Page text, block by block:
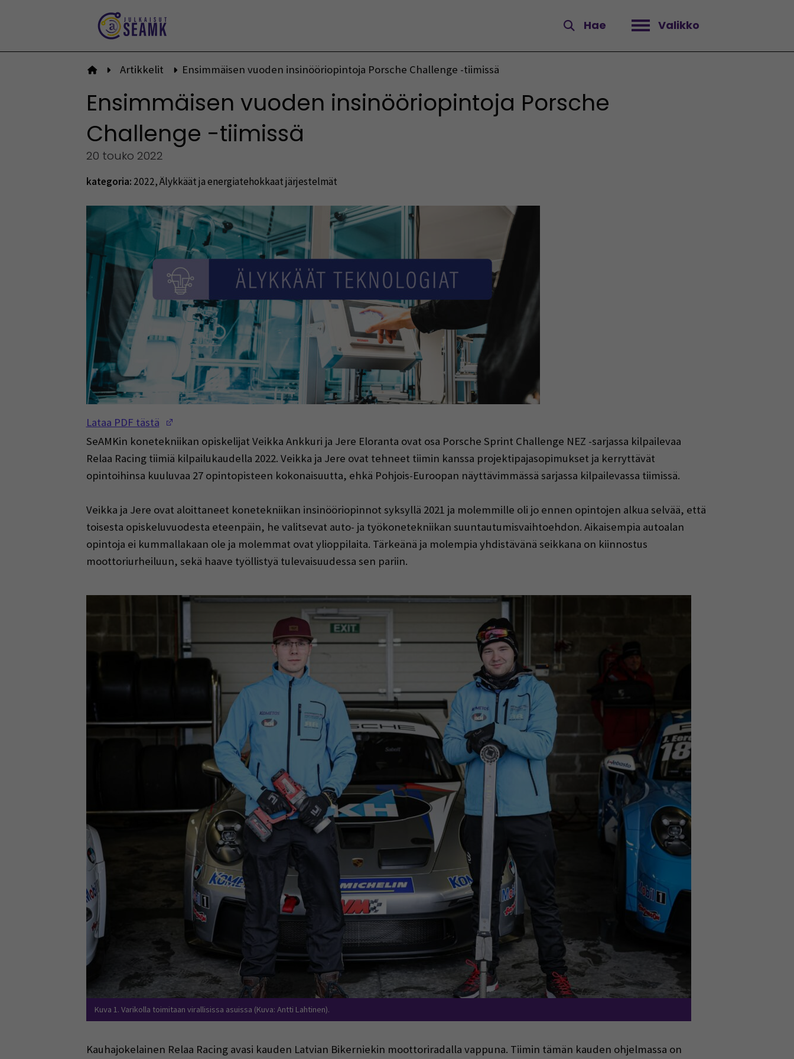
Hae Valikko
Avaa valikko
Etusivulle
Artikkelit Ensimmäisen vuoden insinööriopintoja Porsche Challenge -tiimissä
Ensimmäisen vuoden insinööriopintoja Porsche
Challenge -tiimissä
20 touko 2022
kategoria: 2022,Älykkäät ja energiatehokkaat järjestelmät
Lataa PDF tästä
SeAMKin konetekniikan opiskelijat Veikka Ankkuri ja Jere Eloranta ovat osa Porsche Sprint Challenge NEZ -sarjassa kilpailevaa
Relaa Racing tiimiä kilpailukaudella 2022. Veikka ja Jere ovat tehneet tiimin kanssa projektipajasopimukset ja kerryttävät
opintoihinsa kuuluvaa 27 opintopisteen kokonaisuutta, ehkä Pohjois-Euroopan näyttävimmässä sarjassa kilpailevassa tiimissä.
Veikka ja Jere ovat aloittaneet konetekniikan insinööriopinnot syksyllä 2021 ja molemmille oli jo ennen opintojen alkua selvää, että
toisesta opiskeluvuodesta eteenpäin, he valitsevat auto- ja työkonetekniikan suuntautumisvaihtoehdon. Aikaisempia autoalan
opintoja ei kummallakaan ole ja molemmat ovat ylioppilaita. Tärkeänä ja molempia yhdistävänä seikkana on kiinnostus
moottoriurheiluun, sekä haave työllistyä tulevaisuudessa sen pariin.
Kuva 1. Varikolla toimitaan virallisissa asuissa (Kuva: Antti Lahtinen).
Kauhajokelainen Relaa Racing avasi kauden Latvian Bikerniekin moottoriradalla vappuna. Tiimin tämän kauden ohjelmassa on